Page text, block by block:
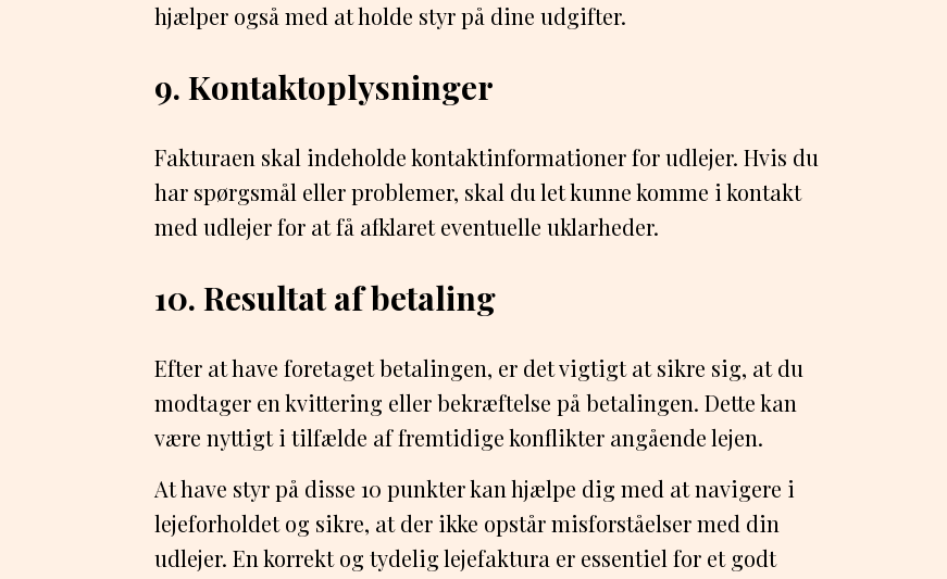
hjælper også med at holde styr på dine udgifter.
9. Kontaktoplysninger
Fakturaen skal indeholde kontaktinformationer for udlejer. Hvis du
har spørgsmål eller problemer, skal du let kunne komme i kontakt
med udlejer for at få afklaret eventuelle uklarheder.
10. Resultat af betaling
Efter at have foretaget betalingen, er det vigtigt at sikre sig, at du
modtager en kvittering eller bekræftelse på betalingen. Dette kan
være nyttigt i tilfælde af fremtidige konflikter angående lejen.
At have styr på disse 10 punkter kan hjælpe dig med at navigere i
lejeforholdet og sikre, at der ikke opstår misforståelser med din
udlejer. En korrekt og tydelig lejefaktura er essentiel for et godt